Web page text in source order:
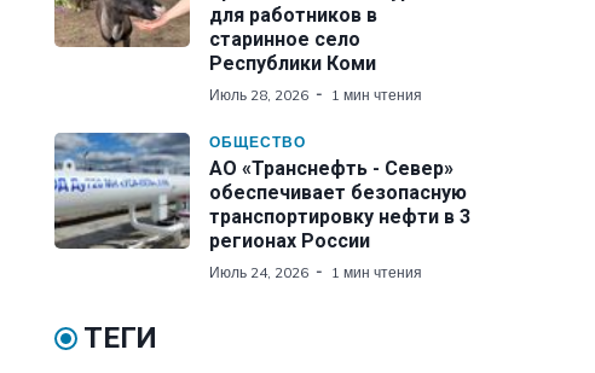
для работников в
старинное село
Республики Коми
Июль 28, 2026 1 мин чтения
ОБЩЕСТВО
АО «Транснефть - Север»
обеспечивает безопасную
транспортировку нефти в 3
регионах России
Июль 24, 2026 1 мин чтения
ТЕГИ